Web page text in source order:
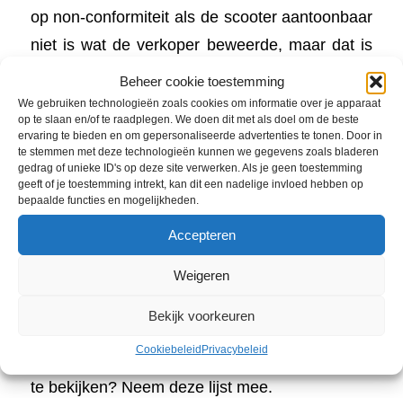
Beheer cookie toestemming
We gebruiken technologieën zoals cookies om informatie over je apparaat
op te slaan en/of te raadplegen. We doen dit met als doel om de beste
ervaring te bieden en om gepersonaliseerde advertenties te tonen. Door in
te stemmen met deze technologieën kunnen we gegevens zoals bladeren
gedrag of unieke ID's op deze site verwerken. Als je geen toestemming
geeft of je toestemming intrekt, kan dit een nadelige invloed hebben op
bepaalde functies en mogelijkheden.
Accepteren
Weigeren
Bekijk voorkeuren
Cookiebeleid Privacybeleid
op non-conformiteit als de scooter aantoonbaar
niet is wat de verkoper beweerde, maar dat is
een juridisch pad dat je liever vermijdt.
Koop je tweedehands bij een particulier?
Dan draag je zelf alle risico. Een technische
keuring door een erkende dealer, zoals
Huisman, kost een paar tientjes en kan je
honderden euro’s besparen.
7. Checklijst bij aankoop van
een tweedehands scooter
Ga je zelf op pad om een tweedehands scooter
te bekijken? Neem deze lijst mee.